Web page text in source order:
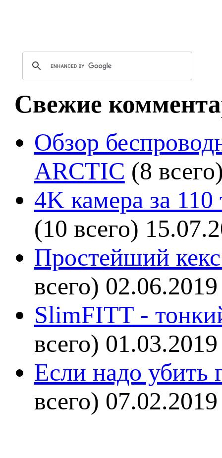
Свежие
Обзор
ARCTIC (8
4K камера за
(10 всего)
Простейший кекс
всего) 02.06.2019
SlimFITT -
всего) 01.03.2019
Если надо убить
всего) 07.02.2019